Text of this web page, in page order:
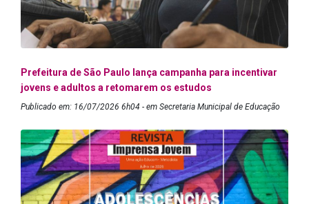
Prefeitura de São Paulo lança campanha para incentivar
jovens e adultos a retomarem os estudos
Publicado em: 16/07/2026 6h04 - em Secretaria Municipal de Educação